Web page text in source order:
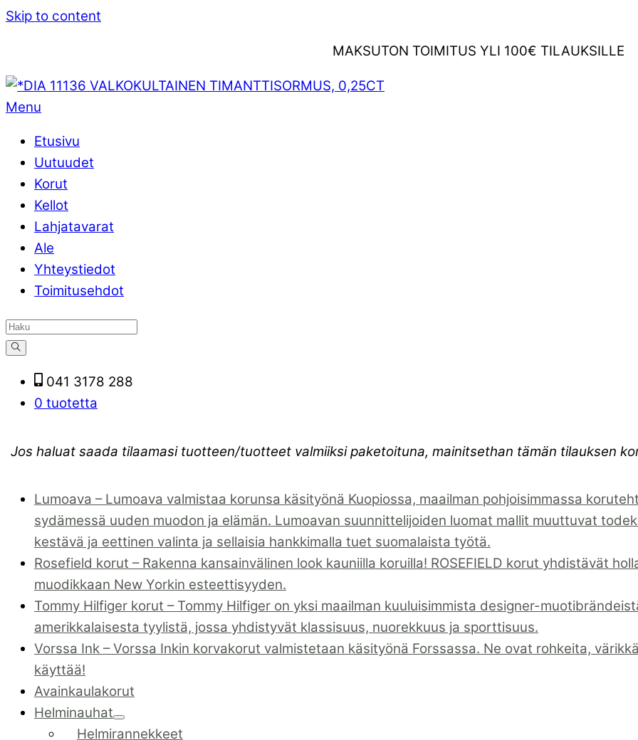
Skip to content
MAKSUTON TOIMITUS YLI 100€ TILAUKSILLE
Menu
Etusivu
Uutuudet
Korut
Kellot
Lahjatavarat
Ale
Yhteystiedot
Toimitusehdot
041 3178 288
0 tuotetta
Jos haluat saada tilaamasi tuotteen/tuotteet valmiiksi paketoituna, mainitsethan tämän tilauksen
Lumoava – Lumoava valmistaa korunsa käsityönä Kuopiossa, maailman pohjoisimmassa
sydämessä uuden muodon ja elämän. Lumoavan suunnittelijoiden luomat mallit muuttuvat
kestävä ja eettinen valinta ja sellaisia hankkimalla tuet suomalaista työtä.
Rosefield korut – Rakenna kansainvälinen look kauniilla koruilla! ROSEFIELD korut yhdistävät
muodikkaan New Yorkin esteettisyyden.
Tommy Hilfiger korut – Tommy Hilfiger on yksi maailman kuuluisimmista designer-
amerikkalaisesta tyylistä, jossa yhdistyvät klassisuus, nuorekkuus ja sporttisuus.
Vorssa Ink –Vorssa Inkin korvakorut valmistetaan käsityönä Forssassa. Ne ovat rohkeita,
käyttää!
Avainkaulakorut
Helminauhat
Helmirannekkeet